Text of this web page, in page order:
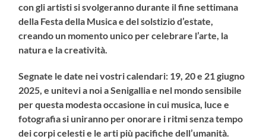
con gli artisti si svolgeranno durante il fine settimana
della Festa della Musica e del solstizio d’estate,
creando un momento unico per celebrare l’arte, la
natura e la creatività.
Segnate le date nei vostri calendari: 19, 20 e 21 giugno
2025, e unitevi a noi a Senigallia e nel mondo sensibile
per questa modesta occasione in cui musica, luce e
fotografia si uniranno per onorare i ritmi senza tempo
dei corpi celesti e le arti più pacifiche dell’umanità.